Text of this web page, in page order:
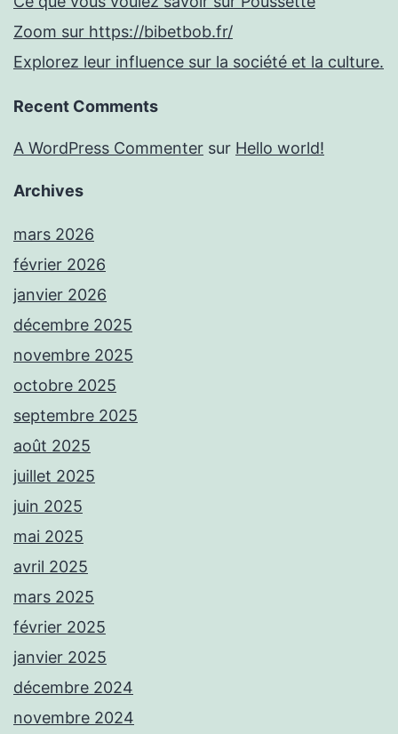
Zoom sur https://bibetbob.fr/
Explorez leur influence sur la société et la culture.
Recent Comments
A WordPress Commenter sur Hello world!
Archives
mars 2026
février 2026
janvier 2026
décembre 2025
novembre 2025
octobre 2025
septembre 2025
août 2025
juillet 2025
juin 2025
mai 2025
avril 2025
mars 2025
février 2025
janvier 2025
décembre 2024
novembre 2024